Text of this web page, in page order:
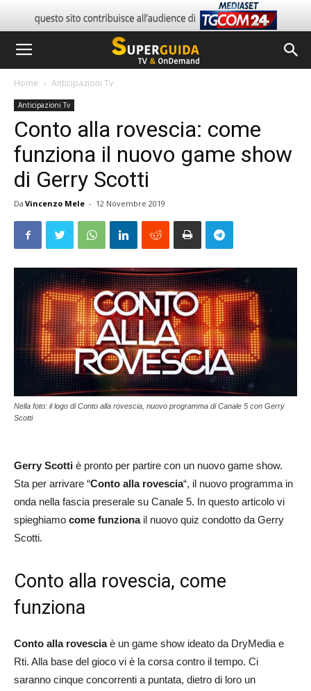
Home Anticipazioni Tv
Anticipazioni Tv
Conto alla rovescia: come
funziona il nuovo game show
di Gerry Scotti
Da Vincenzo Mele - 12 Novembre 2019
Nella foto: il logo di Conto alla rovescia, nuovo programma di Canale 5 con Gerry
Scotti
Gerry Scotti è pronto per partire con un nuovo game show.
Sta per arrivare “Conto alla rovescia“, il nuovo programma in
onda nella fascia preserale su Canale 5. In questo articolo vi
spieghiamo come funzionail nuovo quiz condotto da Gerry
Scotti.
Conto alla rovescia, come
funziona
Conto alla rovesciaè un game show ideato da DryMedia e
Rti. Alla base del gioco vi è la corsa contro il tempo. Ci
saranno cinque concorrenti a puntata, dietro di loro un